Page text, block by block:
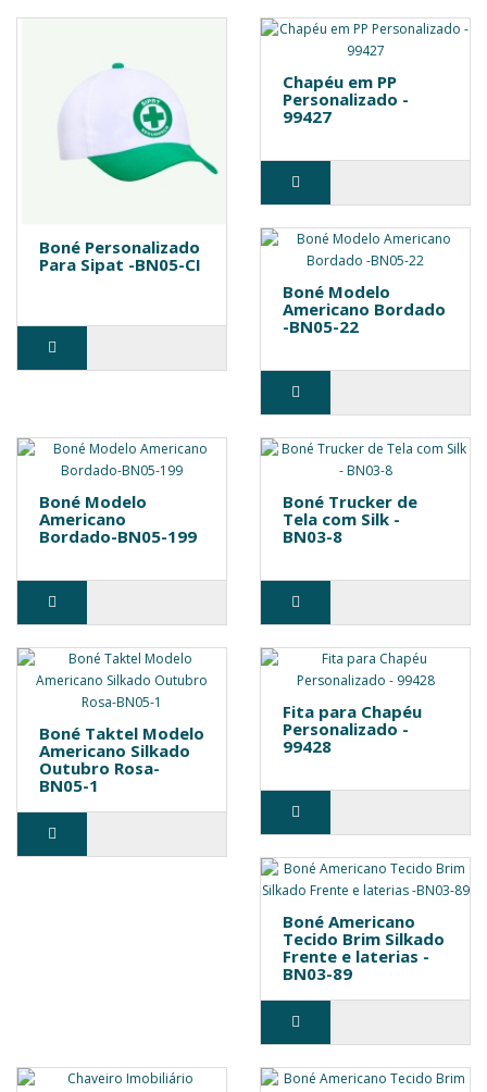
Boné Personalizado
Para Sipat -BN05-CI
Chapéu em PP
Personalizado -
99427
Boné Modelo
Americano Bordado
-BN05-22
Boné Modelo
Americano
Bordado-BN05-199
Boné Trucker de
Tela com Silk -
BN03-8
Boné Taktel Modelo
Americano Silkado
Outubro Rosa-
BN05-1
Fita para Chapéu
Personalizado -
99428
Boné Americano
Tecido Brim Silkado
Frente e laterias -
BN03-89